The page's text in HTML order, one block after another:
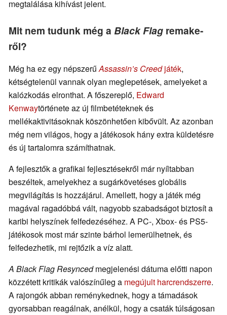
megtalálása kihívást jelent.
Mit nem tudunk még a Black Flag remake-
ről?
Még ha ez egy népszerűAssassin’s Creedjáték,
kétségtelenül vannak olyan meglepetések, amelyeket a
kalózkodás elronthat. A főszereplő, Edward
Kenwaytörténete az új filmbetéteknek és
mellékaktivitásoknak köszönhetően kibővült. Az azonban
még nem világos, hogy a játékosok hány extra küldetésre
és új tartalomra számíthatnak.
A fejlesztők a grafikai fejlesztésekről már nyíltabban
beszéltek, amelyekhez a sugárkövetéses globális
megvilágítás is hozzájárul. Amellett, hogy a játék még
magával ragadóbbá vált, nagyobb szabadságot biztosít a
karibi helyszínek felfedezéséhez. A PC-, Xbox- és PS5-
játékosok most már szinte bárhol lemerülhetnek, és
felfedezhetik, mi rejtőzik a víz alatt.
A Black Flag Resyncedmegjelenési dátuma előtti napon
közzétett kritikák valószínűleg a megújult harcrendszerre.
A rajongók abban reménykednek, hogy a támadások
gyorsabban reagálnak, anélkül, hogy a csaták túlságosan